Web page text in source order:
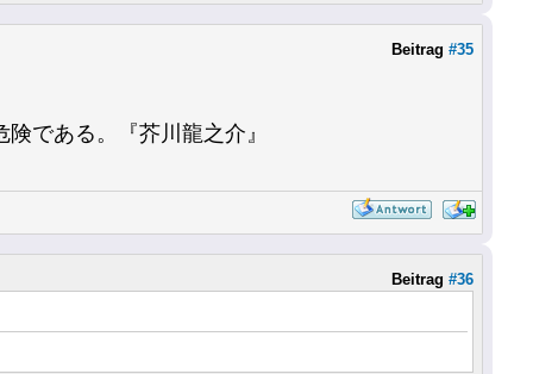
Beitrag #35
である。『芥川龍之介』
Beitrag #36